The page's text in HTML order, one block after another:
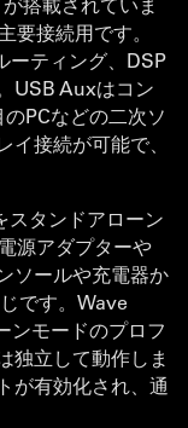
要接続用です。
ーティング、DSP
USB Auxはコン
PCなどの二次ソ
接続が可能で、
スタンドアローン
源アダプターや
ソールや充電器か
です。Wave
ンモードのプロフ
独立して動作しま
が有効化され、通